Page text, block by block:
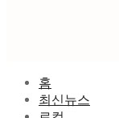
홈
최신뉴스